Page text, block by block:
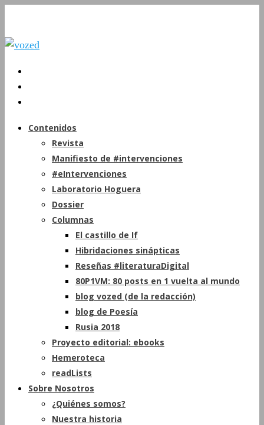
Contenidos
Revista
Manifiesto de #intervenciones
#eIntervenciones
Laboratorio Hoguera
Dossier
Columnas
El castillo de If
Hibridaciones sinápticas
Reseñas #literaturaDigital
80P1VM: 80 posts en 1 vuelta al mundo
blog vozed (de la redacción)
blog de Poesía
Rusia 2018
Proyecto editorial: ebooks
Hemeroteca
readLists
Sobre Nosotros
¿Quiénes somos?
Nuestra historia